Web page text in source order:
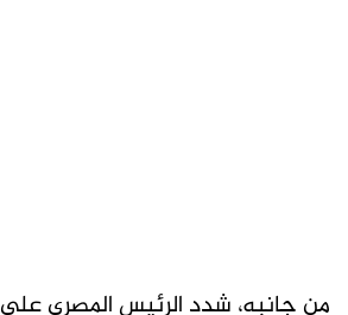
من جانبه، شدد الرئيس المصري